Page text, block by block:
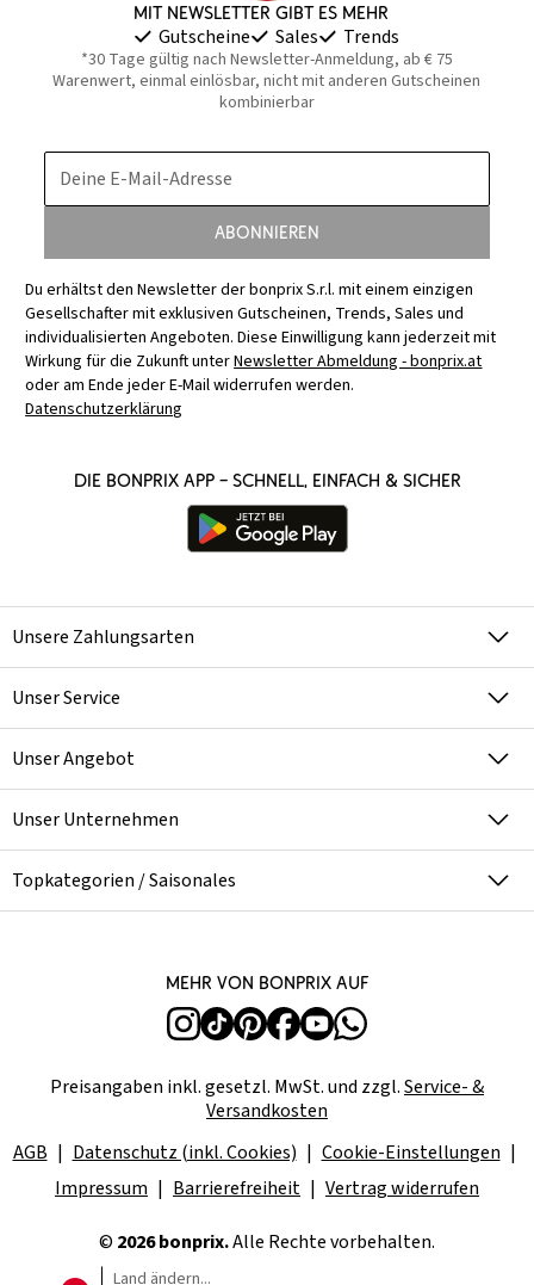
Mit Newsletter gibt es mehr
Gutscheine Sales Trends
*30 Tage gültig nach Newsletter-Anmeldung, ab € 75
Warenwert, einmal einlösbar, nicht mit anderen Gutscheinen
kombinierbar
Deine E-Mail-Adresse
Abonnieren
Du erhältst den Newsletter der bonprix S.r.l. mit einem einzigen
Gesellschafter mit exklusiven Gutscheinen, Trends, Sales und
individualisierten Angeboten. Diese Einwilligung kann jederzeit mit
Wirkung für die Zukunft unterNewsletter Abmeldung - bonprix.at
oder am Ende jeder E-Mail widerrufen werden.
Datenschutzerklärung
Die bonprix App – schnell, einfach & sicher
Unsere Zahlungsarten
Unser Service
Unser Angebot
Unser Unternehmen
Topkategorien / Saisonales
Mehr von bonprix auf
Preisangaben inkl. gesetzl. MwSt. und zzgl.Service- &
Versandkosten
AGB
Datenschutz (inkl. Cookies)
Cookie-Einstellungen
Impressum
Barrierefreiheit Vertrag widerrufen
© 2026 bonprix.Alle Rechte vorbehalten.
Land ändern...